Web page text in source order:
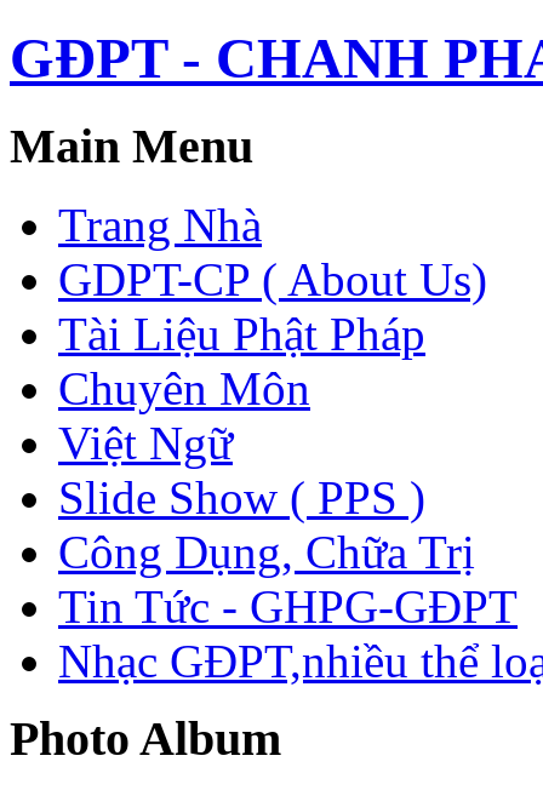
GĐPT - CHANH
Main Menu
Trang Nhà
GDPT-CP ( About Us)
Tài Liệu Phật Pháp
Chuyên Môn
Việt Ngữ
Slide Show ( PPS )
Công Dụng, Chữa Trị
Tin Tức - GHPG-GĐPT
Nhạc GĐPT,nhiều thể
Photo Album